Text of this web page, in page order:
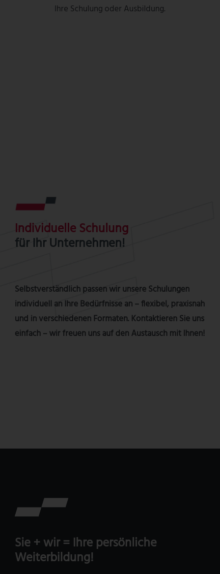
Ihre Schulung oder Ausbildung.
Individuelle Schulung
für Ihr Unternehmen!
Selbstverständlich passen wir unsere Schulungen
individuell an Ihre Bedürfnisse an – flexibel, praxisnah
und in verschiedenen Formaten. Kontaktieren Sie uns
einfach – wir freuen uns auf den Austausch mit Ihnen!
Sie + wir= Ihre persönliche
Weiterbildung!